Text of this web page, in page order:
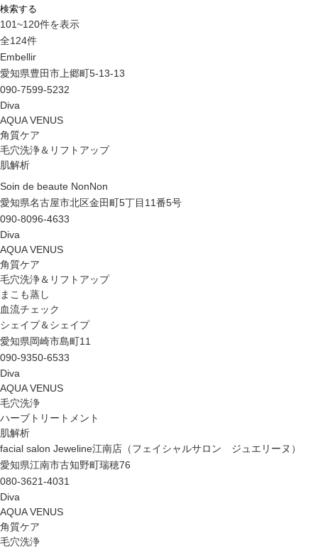
検索する
101~120件を表示
全124件
Embellir
愛知県豊田市上郷町5-13-13
090-7599-5232
Diva
AQUA VENUS
角質ケア
毛穴洗浄＆リフトアップ
肌解析
Soin de beaute NonNon
愛知県名古屋市北区金田町5丁目11番5号
090-8096-4633
Diva
AQUA VENUS
角質ケア
毛穴洗浄＆リフトアップ
まこも蒸し
血流チェック
シェイプ＆シェイプ
愛知県岡崎市島町11
090-9350-6533
Diva
AQUA VENUS
毛穴洗浄
ハーブトリートメント
肌解析
facial salon Jeweline江南店（フェイシャルサロン ジュエリーヌ）
愛知県江南市古知野町瑞穂76
080-3621-4031
Diva
AQUA VENUS
角質ケア
毛穴洗浄